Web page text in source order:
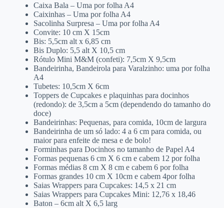
Caixa Bala – Uma por folha A4
Caixinhas – Uma por folha A4
Sacolinha Surpresa – Uma por folha A4
Convite: 10 cm X 15cm
Bis: 5,5cm alt x 6,85 cm
Bis Duplo: 5,5 alt X 10,5 cm
Rótulo Mini M&M (confeti): 7,5cm X 9,5cm
Bandeirinha, Bandeirola para Varalzinho: uma por folha
A4
Tubetes: 10,5cm X 6cm
Toppers de Cupcakes e plaquinhas para docinhos
(redondo): de 3,5cm a 5cm (dependendo do tamanho do
doce)
Bandeirinhas: Pequenas, para comida, 10cm de largura
Bandeirinha de um só lado: 4 a 6 cm para comida, ou
maior para enfeite de mesa e de bolo!
Forminhas para Docinhos no tamanho de Papel A4
Formas pequenas 6 cm X 6 cm e cabem 12 por folha
Formas médias 8 cm X 8 cm e cabem 6 por folha
Formas grandes 10 cm X 10cm e cabem 4por folha
Saias Wrappers para Cupcakes: 14,5 x 21 cm
Saias Wrappers para Cupcakes Mini: 12,76 x 18,46
Baton – 6cm alt X 6,5 larg